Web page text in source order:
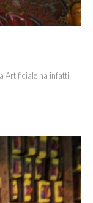
Artificiale ha infatti